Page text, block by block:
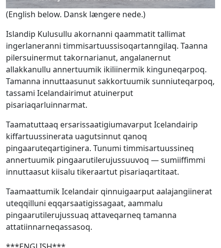
(English below. Dansk længere nede.)
Islandip Kulusullu akornanni qaammatit tallimat
ingerlaneranni timmisartuussisoqartanngilaq. Taanna
pilersuinermut takornarianut, angalanernut
allakkanullu annertuumik ikiliinermik kinguneqarpoq.
Tamanna innuttaasunut sakkortuumik sunniuteqarpoq,
tassami Icelandairimut atuinerput
pisariaqarluinnarmat.
Taamatuttaaq ersarissaatigiumavarput Icelandairip
kiffartuussinerata uagutsinnut qanoq
pingaaruteqartiginera. Tunumi timmisartuussineq
annertuumik pingaarutilerujussuuvoq — sumiiffimmi
innuttaasut kiisalu tikeraartut pisariaqartitaat.
Taamaattumik Icelandair qinnuigaarput aalajangiinerat
uteqqilluni eqqarsaatigissagaat, aammalu
pingaarutilerujussuaq attaveqarneq tamanna
attatiinnarneqassasoq.